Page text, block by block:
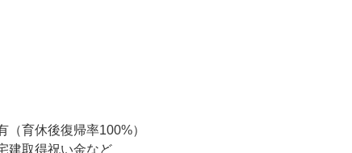
（育休後復帰率100%）
建取得祝い金など